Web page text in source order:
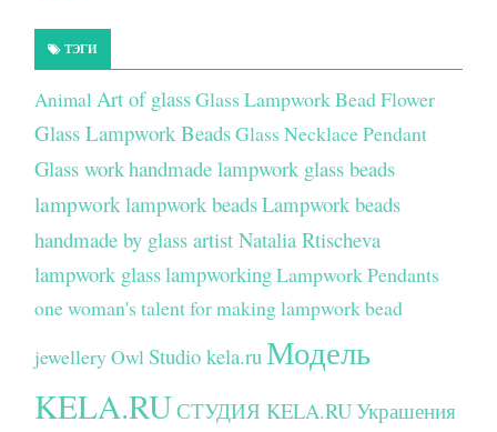
ТЭГИ
Animal Art of glassGlass Lampwork Bead Flower
Glass Lampwork BeadsGlass Necklace Pendant
Glass workhandmade lampwork glass beads
lampworklampwork beadsLampwork beads
handmade by glass artist Natalia Rtischeva
lampwork glasslampworkingLampwork Pendants
one woman's talent for making lampwork bead
jewelleryOwlStudio kela.ru Модель
KELA.RUСТУДИЯ KELA.RUУкрашения